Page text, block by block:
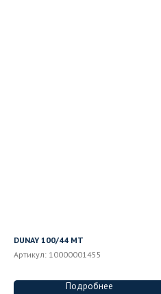
DUNAY 100/44 MT
Артикул: 10000001455
Подробнее